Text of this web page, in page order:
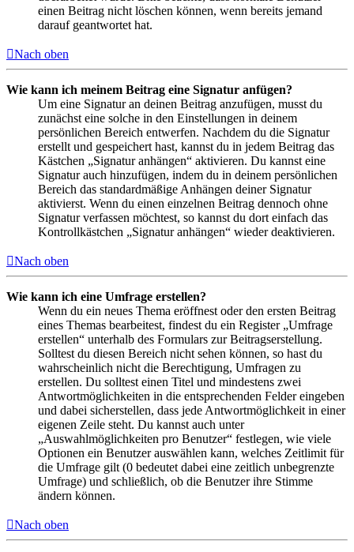
einen Beitrag nicht löschen können, wenn bereits jemand
darauf geantwortet hat.
Nach oben
Wie kann ich meinem Beitrag eine Signatur anfügen?
Um eine Signatur an deinen Beitrag anzufügen, musst du
zunächst eine solche in den Einstellungen in deinem
persönlichen Bereich entwerfen. Nachdem du die Signatur
erstellt und gespeichert hast, kannst du in jedem Beitrag das
Kästchen „Signatur anhängen“ aktivieren. Du kannst eine
Signatur auch hinzufügen, indem du in deinem persönlichen
Bereich das standardmäßige Anhängen deiner Signatur
aktivierst. Wenn du einen einzelnen Beitrag dennoch ohne
Signatur verfassen möchtest, so kannst du dort einfach das
Kontrollkästchen „Signatur anhängen“ wieder deaktivieren.
Nach oben
Wie kann ich eine Umfrage erstellen?
Wenn du ein neues Thema eröffnest oder den ersten Beitrag
eines Themas bearbeitest, findest du ein Register „Umfrage
erstellen“ unterhalb des Formulars zur Beitragserstellung.
Solltest du diesen Bereich nicht sehen können, so hast du
wahrscheinlich nicht die Berechtigung, Umfragen zu
erstellen. Du solltest einen Titel und mindestens zwei
Antwortmöglichkeiten in die entsprechenden Felder eingeben
und dabei sicherstellen, dass jede Antwortmöglichkeit in einer
eigenen Zeile steht. Du kannst auch unter
„Auswahlmöglichkeiten pro Benutzer“ festlegen, wie viele
Optionen ein Benutzer auswählen kann, welches Zeitlimit für
die Umfrage gilt (0 bedeutet dabei eine zeitlich unbegrenzte
Umfrage) und schließlich, ob die Benutzer ihre Stimme
ändern können.
Nach oben